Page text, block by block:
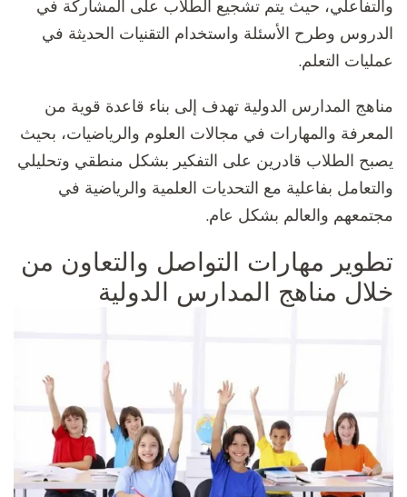
والتفاعلي، حيث يتم تشجيع الطلاب على المشاركة في
الدروس وطرح الأسئلة واستخدام التقنيات الحديثة في
عمليات التعلم.
مناهج المدارس الدولية تهدف إلى بناء قاعدة قوية من
المعرفة والمهارات في مجالات العلوم والرياضيات، بحيث
يصبح الطلاب قادرين على التفكير بشكل منطقي وتحليلي
والتعامل بفاعلية مع التحديات العلمية والرياضية في
مجتمعهم والعالم بشكل عام.
تطوير مهارات التواصل والتعاون من
خلال مناهج المدارس الدولية